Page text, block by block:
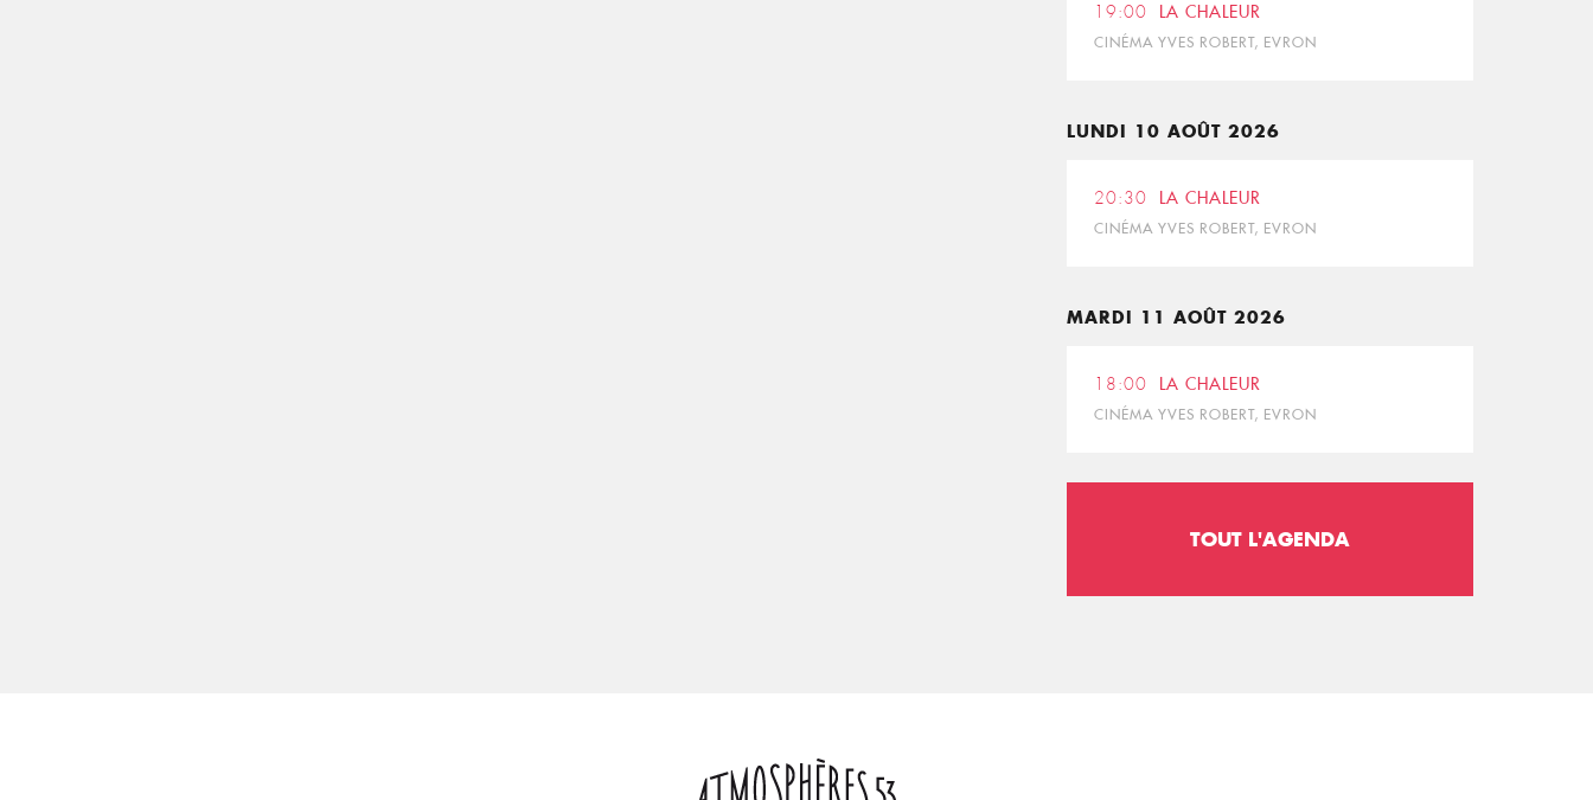
19:00 LA CHALEUR
CINÉMA YVES ROBERT, EVRON
LUNDI 10 AOÛT 2026
20:30 LA CHALEUR
CINÉMA YVES ROBERT, EVRON
MARDI 11 AOÛT 2026
18:00 LA CHALEUR
CINÉMA YVES ROBERT, EVRON
TOUT L'AGENDA